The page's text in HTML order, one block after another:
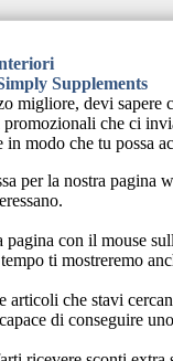
Supplements
migliore, devi
che ci
modo che tu possa
per la nostra pagina
con il mouse
ti mostreremo
articoli che stavi
di conseguire